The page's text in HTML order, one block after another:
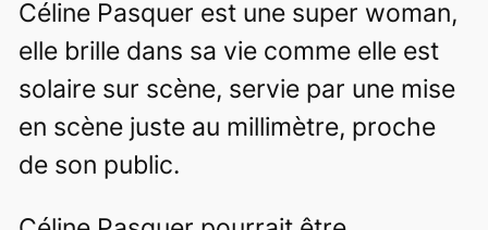
Céline Pasquer est une super woman,
elle brille dans sa vie comme elle est
solaire sur scène, servie par une mise
en scène juste au millimètre, proche
de son public.